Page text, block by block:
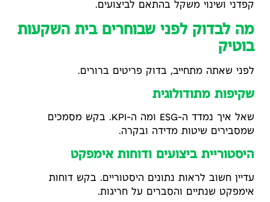
קפדני ושינוי משקל בהתאם לביצועים.
מה לבדוק לפני שבוחרים בית השקעות
בוטיק
לפני שאתה מתחייב, בדוק פריטים ברורים.
שקיפות מתודולוגית
שאל איך נמדד ה-ESG ומה ה-KPI. בקש מסמכים
שמסבירים שיטות מדידה ובקרה.
היסטוריית ביצועים ודוחות אימפקט
עדיין חשוב לראות נתונים היסטוריים. בקש דוחות
אימפקט שנתיים והסברים על חריגות.